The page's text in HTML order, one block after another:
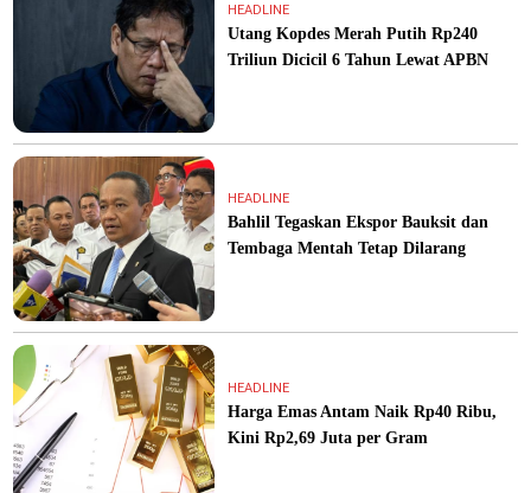
HEADLINE
Utang Kopdes Merah Putih Rp240
Triliun Dicicil 6 Tahun Lewat APBN
HEADLINE
Bahlil Tegaskan Ekspor Bauksit dan
Tembaga Mentah Tetap Dilarang
HEADLINE
Harga Emas Antam Naik Rp40 Ribu,
Kini Rp2,69 Juta per Gram